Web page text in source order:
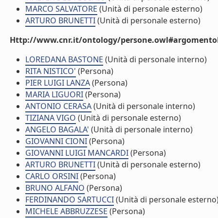
MARCO SALVATORE (Unità di personale esterno)
ARTURO BRUNETTI(Unità di personale esterno)
Http://www.cnr.it/ontology/
LOREDANA BASTONE (Unità di personale interno)
RITA NISTICO' (Persona)
PIER LUIGI LANZA(Persona)
MARIA LIGUORI(Persona)
ANTONIO CERASA(Unità di personale interno)
TIZIANA VIGO (Unità di personale esterno)
ANGELO BAGALA' (Unità di personale interno)
GIOVANNI CIONI(Persona)
GIOVANNI LUIGI MANCARDI(Persona)
ARTURO BRUNETTI(Unità di personale esterno)
CARLO ORSINI(Persona)
BRUNO ALFANO (Persona)
FERDINANDO SARTUCCI(Unità di personale
MICHELE ABBRUZZESE (Persona)